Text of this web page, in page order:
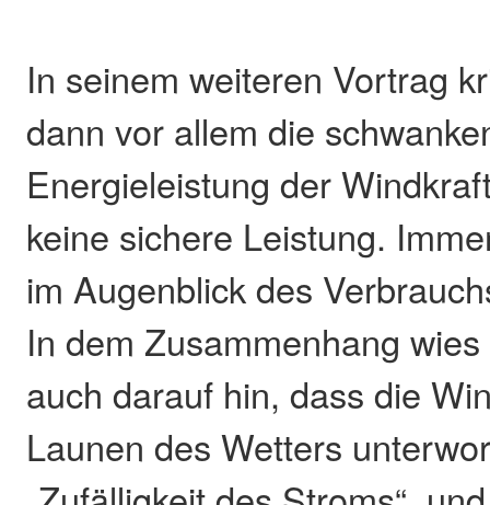
In seinem weiteren Vortrag
dann vor allem die
Energieleistung der
keine sichere Leistung.
im Augenblick des
In dem Zusammenhang
auch darauf hin, dass die
Launen des Wetters